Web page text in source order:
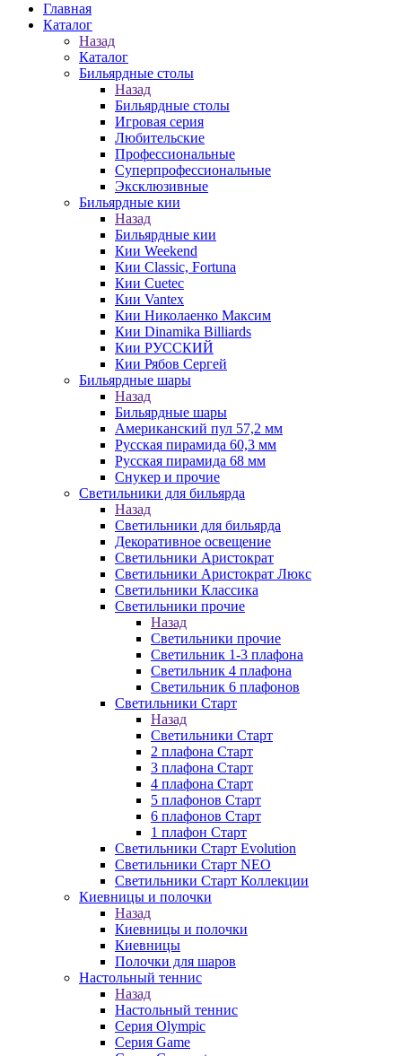
Главная
Каталог
Назад
Каталог
Бильярдные столы
Назад
Бильярдные столы
Игровая серия
Любительские
Профессиональные
Суперпрофессиональные
Эксклюзивные
Бильярдные кии
Назад
Бильярдные кии
Кии Weekend
Кии Classic, Fortuna
Кии Cuetec
Кии Vantex
Кии Николаенко Максим
Кии Dinamika Billiards
Кии РУССКИЙ
Кии Рябов Сергей
Бильярдные шары
Назад
Бильярдные шары
Американский пул 57,2 мм
Русская пирамида 60,3 мм
Русская пирамида 68 мм
Снукер и прочие
Светильники для бильярда
Назад
Светильники для бильярда
Декоративное освещение
Светильники Аристократ
Светильники Аристократ Люкс
Светильники Классика
Светильники прочие
Назад
Светильники прочие
Светильник 1-3 плафона
Светильник 4 плафона
Светильник 6 плафонов
Светильники Старт
Назад
Светильники Старт
2 плафона Старт
3 плафона Старт
4 плафона Старт
5 плафонов Старт
6 плафонов Старт
1 плафон Старт
Светильники Старт Evolution
Светильники Старт NEO
Светильники Старт Коллекции
Киевницы и полочки
Назад
Киевницы и полочки
Киевницы
Полочки для шаров
Настольный теннис
Назад
Настольный теннис
Серия Olympic
Серия Game